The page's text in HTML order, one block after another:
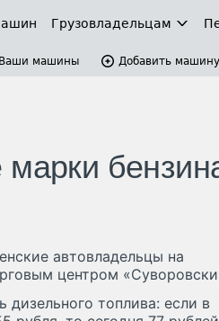
Грузовладельцам
Ваши машины Добавить машину
автовладельцы на
центром
топлива: если в